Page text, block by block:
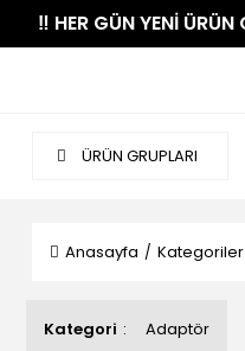
​‼️​ HER GÜN YENİ
ÜRÜN GRUPLARI
Anasayfa Kategoriler
Kategori Adaptör